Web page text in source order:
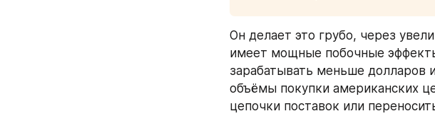
Он делает это грубо, через
имеет мощные побочные
зарабатывать меньше долларов
объёмы покупки американских
цепочки поставок или